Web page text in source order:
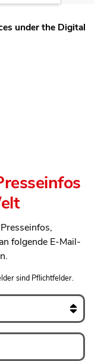
under the Digital
folgende E-Mail-
sind Pflichtfelder.